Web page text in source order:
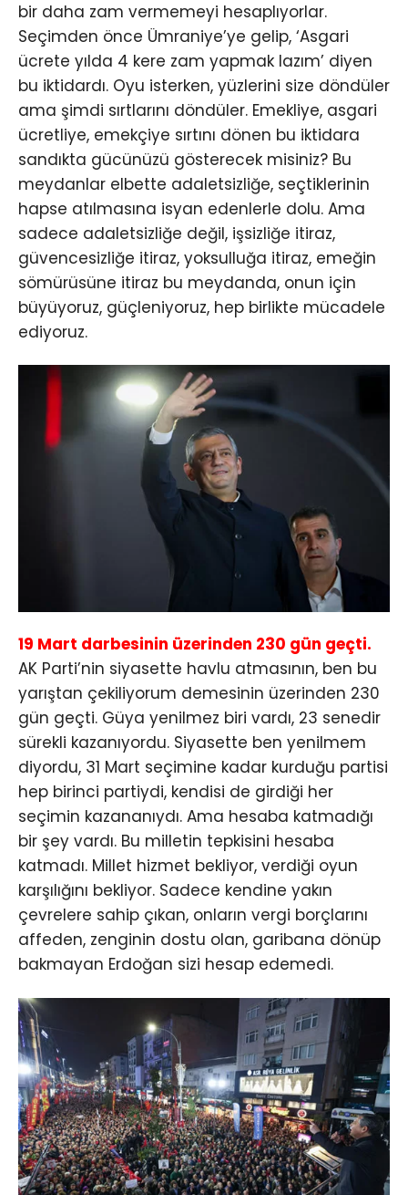
bir daha zam vermemeyi hesaplıyorlar.
Seçimden önce Ümraniye’ye gelip, ‘Asgari
ücrete yılda 4 kere zam yapmak lazım’ diyen
bu iktidardı. Oyu isterken, yüzlerini size döndüler
ama şimdi sırtlarını döndüler. Emekliye, asgari
ücretliye, emekçiye sırtını dönen bu iktidara
sandıkta gücünüzü gösterecek misiniz? Bu
meydanlar elbette adaletsizliğe, seçtiklerinin
hapse atılmasına isyan edenlerle dolu. Ama
sadece adaletsizliğe değil, işsizliğe itiraz,
güvencesizliğe itiraz, yoksulluğa itiraz, emeğin
sömürüsüne itiraz bu meydanda, onun için
büyüyoruz, güçleniyoruz, hep birlikte mücadele
ediyoruz.
19 Mart darbesinin üzerinden 230 gün geçti.
AK Parti’nin siyasette havlu atmasının, ben bu
yarıştan çekiliyorum demesinin üzerinden 230
gün geçti. Güya yenilmez biri vardı, 23 senedir
sürekli kazanıyordu. Siyasette ben yenilmem
diyordu, 31 Mart seçimine kadar kurduğu partisi
hep birinci partiydi, kendisi de girdiği her
seçimin kazananıydı. Ama hesaba katmadığı
bir şey vardı. Bu milletin tepkisini hesaba
katmadı. Millet hizmet bekliyor, verdiği oyun
karşılığını bekliyor. Sadece kendine yakın
çevrelere sahip çıkan, onların vergi borçlarını
affeden, zenginin dostu olan, garibana dönüp
bakmayan Erdoğan sizi hesap edemedi.